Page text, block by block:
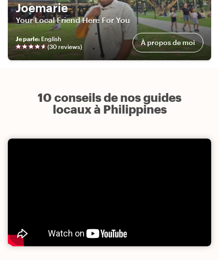
Joemarie
Your Local Friend Here For You
Je parle: English
(30 reviews) À propos de moi
10 conseils de nos guides
locaux à Philippines